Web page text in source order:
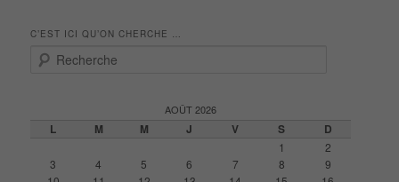
C’EST ICI QU’ON CHERCHE …
AOÛT 2026
L M M J V S D
1
2
3
4 5 6 7 8
9